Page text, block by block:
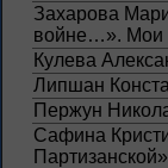
Захарова
войне…». Мои
Кулева
Липшан
Пержун
Сафина
Партизанской»